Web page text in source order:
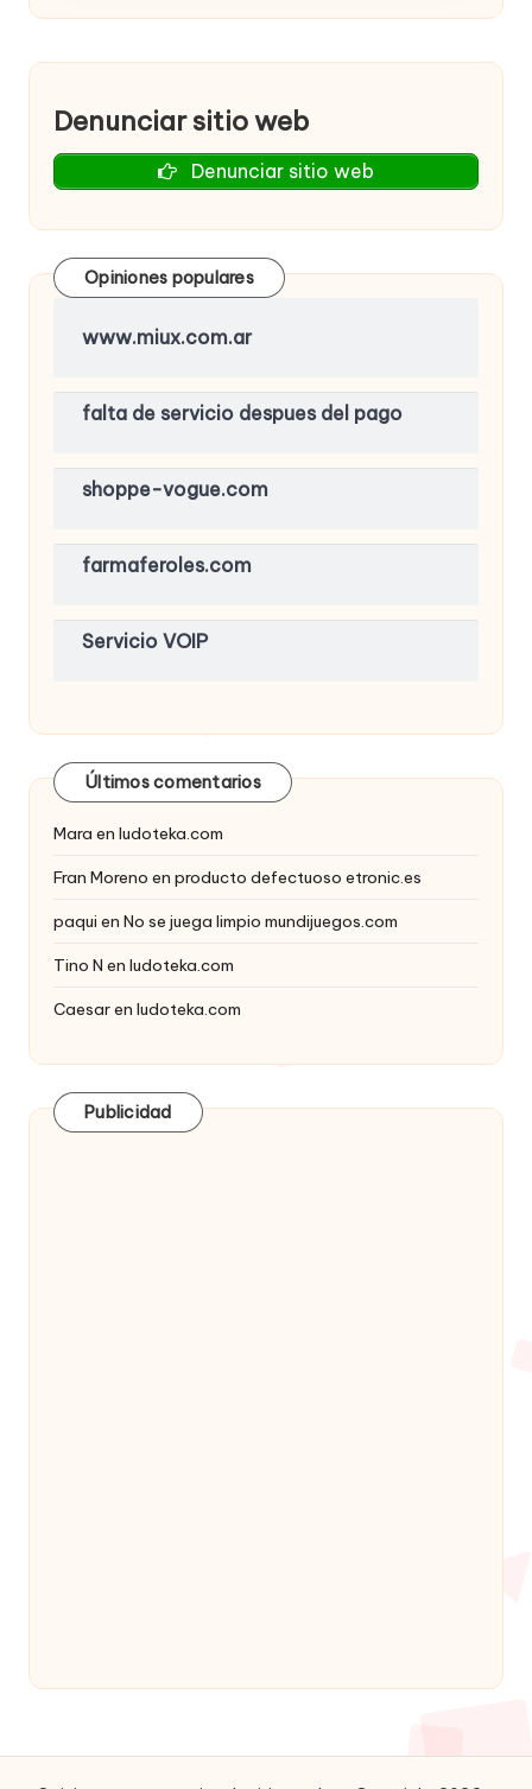
Denunciar sitio web
Denunciar sitio web
Opiniones populares
www.miux.com.ar
falta de servicio despues del pago
shoppe-vogue.com
farmaferoles.com
Servicio VOIP
Últimos comentarios
Mara en ludoteka.com
Fran Moreno en producto defectuoso etronic.es
paqui en No se juega limpio mundijuegos.com
Tino N en ludoteka.com
Caesaren ludoteka.com
Publicidad